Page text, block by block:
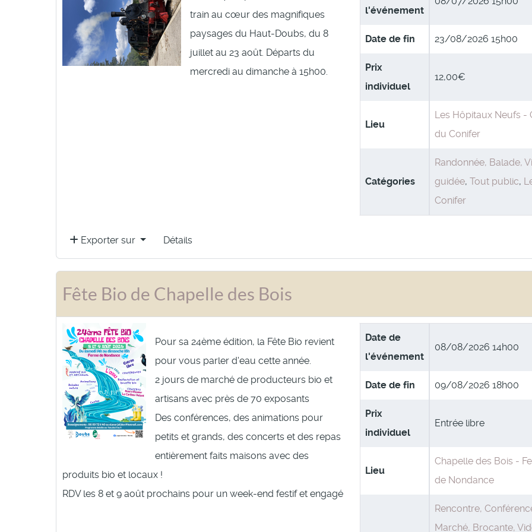
train au cœur des magnifiques
paysages du Haut-Doubs, du 8
juillet au 23 août. Départs du
mercredi au dimanche à 15h00.
l'événement
Date de fin 23/08/2026 15h00
Prix
individuel
12,00€
Lieu
Les Hôpitaux Neufs -
du Conifer
Catégories
Randonnée, Balade,
guidée,Tout public,
Conifer
Exporter sur Détails
Fête Bio de Chapelle des Bois
Pour sa 24ème édition, la Fête Bio revient
pour vous parler d'eau cette année.
2 jours de marché de producteurs bio et
artisans avec près de 70 exposants
Des conférences, des animations pour
petits et grands, des concerts et des repas
entièrement faits maisons avec des
produits bio et locaux !
RDV les 8 et 9 août prochains pour un week-end festif et engagé
Date de
l'événement
08/08/2026 14h00
Date de fin 09/08/2026 18h00
Prix
individuel
Entrée libre
Lieu
Chapelle des Bois -
de Nondance
Rencontre,
Marché, Brocante,